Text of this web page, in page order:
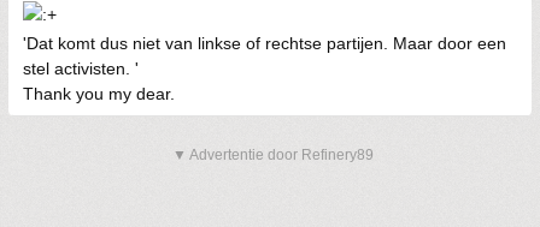
'Dat komt dus niet van linkse of rechtse partijen. Maar door een
stel activisten. '
Thank you my dear.
▼ Advertentie door Refinery89